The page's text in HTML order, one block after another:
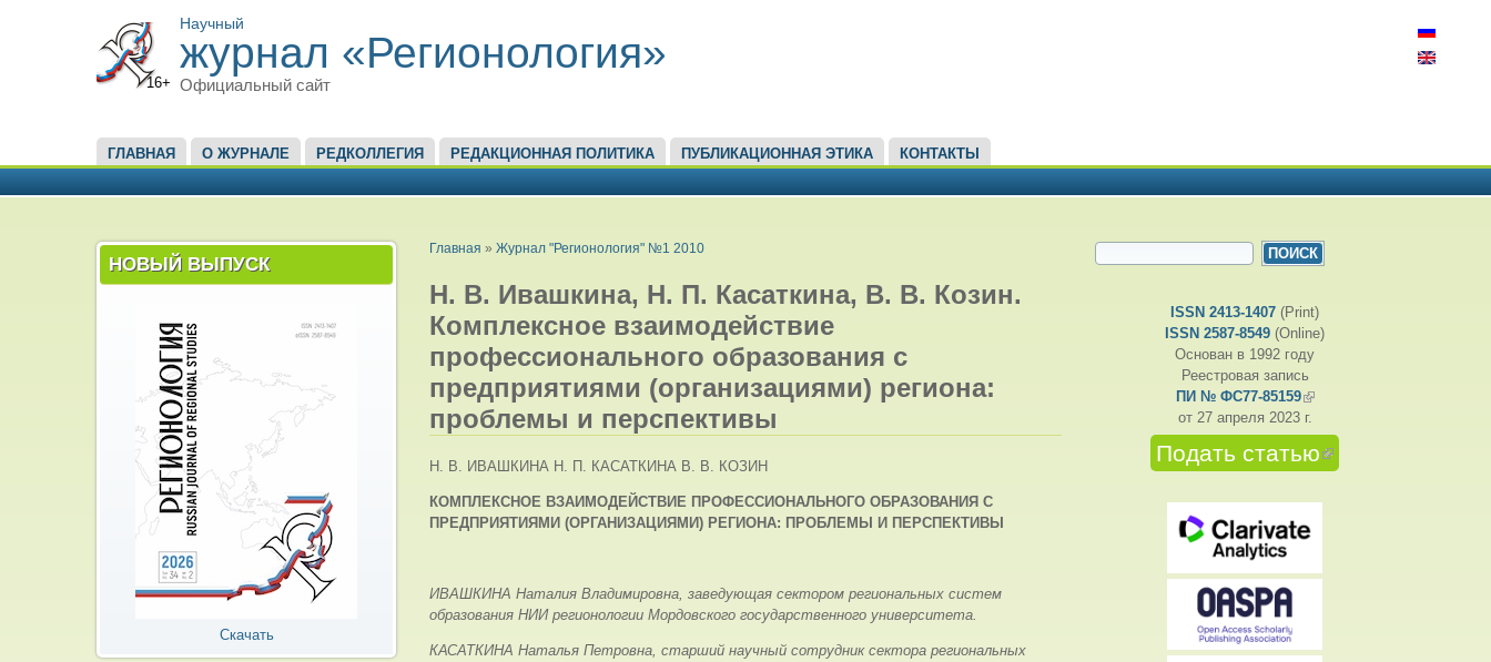
16+
Научный
журнал «Регионология»
Официальный сайт
ГЛАВНОЕ МЕНЮ
ГЛАВНАЯ О ЖУРНАЛЕ РЕДКОЛЛЕГИЯ РЕДАКЦИОННАЯ ПОЛИТИКА ПУБЛИКАЦИОННАЯ ЭТИКА КОНТАКТЫ
НОВЫЙ ВЫПУСК
Скачать
ВЫ ЗДЕСЬ
Главная » Журнал "Регионология" №1 2010
Н. В. Ивашкина, Н. П. Касаткина, В. В. Козин.
Комплексное взаимодействие
профессионального образования с
предприятиями (организациями) региона:
проблемы и перспективы
Н. В. ИВАШКИНА Н. П. КАСАТКИНА В. В. КОЗИН
КОМПЛЕКСНОЕ ВЗАИМОДЕЙСТВИЕ ПРОФЕССИОНАЛЬНОГО ОБРАЗОВАНИЯ С
ПРЕДПРИЯТИЯМИ (ОРГАНИЗАЦИЯМИ) РЕГИОНА: ПРОБЛЕМЫ И ПЕРСПЕКТИВЫ
ИВАШКИНА Наталия Владимировна, заведующая сектором региональных систем
образования НИИ регионологии Мордовского государственного университета.
КАСАТКИНА Наталья Петровна, старший научный сотрудник сектора региональных
ФОРМА ПОИСКА
ISSN 2413-1407 (Print)
ISSN 2587-8549 (Online)
Основан в 1992 году
Реестровая запись
ПИ № ФС77-85159(внешняя ссылка)
от 27 апреля 2023 г.
Подать статью